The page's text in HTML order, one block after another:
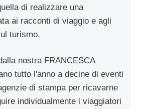
di realizzare una
ai racconti di viaggio e agli
turismo.
nostra FRANCESCA
tutto l'anno a decine di eventi
di stampa per ricavarne
individualmente i viaggiatori